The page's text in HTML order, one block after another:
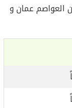
العواصم عمان و